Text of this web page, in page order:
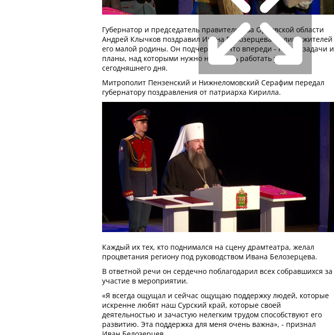
Губернатор и председатель правительства Орловской области
Андрей Клычков поздравил Ивана Белозерцева от лица жителей
его малой родины. Он подчеркнул, что впереди - новые задачи и
планы, над которыми нужно начинать работать уже с
сегодняшнего дня.
Митрополит Пензенский и Нижнеломовский Серафим передал
губернатору поздравления от патриарха Кирилла.
Каждый их тех, кто поднимался на сцену драмтеатра, желал
процветания региону под руководством Ивана Белозерцева.
В ответной речи он сердечно поблагодарил всех собравшихся за
участие в мероприятии.
«Я всегда ощущал и сейчас ощущаю поддержку людей, которые
искренне любят наш Сурский край, которые своей
деятельностью и зачастую нелегким трудом способствуют его
развитию. Эта поддержка для меня очень важна», - признал